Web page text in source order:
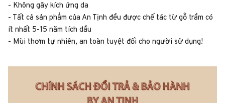
- Không gây kích ứng da
- Tất cả sản phẩm của An Tịnh đều được chế tác từ gỗ trầm có
ít nhất 5-15 năm tích dầu
- Mùi thơm tự nhiên, an toàn tuyệt đối cho người sử dụng!